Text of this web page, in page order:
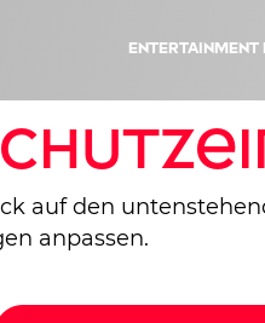
auf den
anpassen.